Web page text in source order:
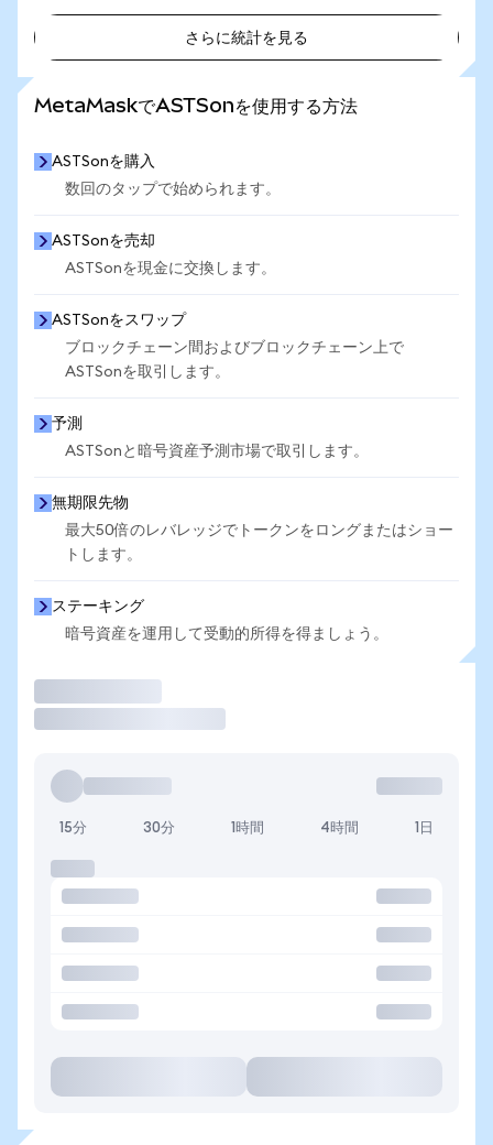
さらに統計を見る
MetaMaskでASTSonを使用する方法
ASTSonを購入
数回のタップで始められます。
ASTSonを売却
ASTSonを現金に交換します。
ASTSonをスワップ
ブロックチェーン間およびブロックチェーン上で
ASTSonを取引します。
予測
ASTSonと暗号資産予測市場で取引します。
無期限先物
最大50倍のレバレッジでトークンをロングまたはショー
トします。
ステーキング
暗号資産を運用して受動的所得を得ましょう。
15分 30分 1時間 4時間 1日